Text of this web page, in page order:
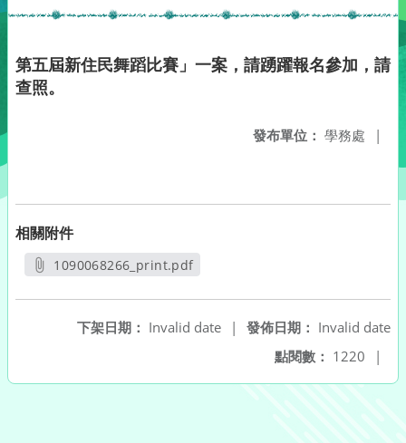
第五屆新住民舞蹈比賽」一案，請踴躍報名參加，請
查照。
發布單位： 學務處 |
相關附件
1090068266_print.pdf
發佈日期： Invalid date
下架日期： Invalid date
|
點閱數： 1220 |